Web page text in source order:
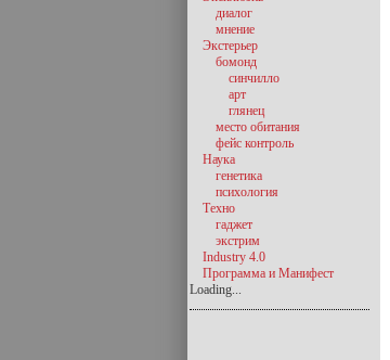
диалог
мнение
Экстерьер
бомонд
синчилло
арт
глянец
место обитания
фейс контроль
Наука
генетика
психология
Техно
гаджет
экстрим
Industry 4.0
Программа и Манифест
Loading...